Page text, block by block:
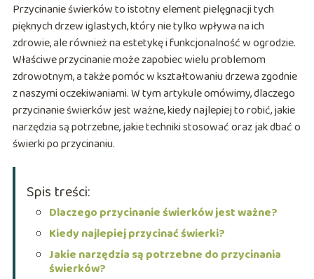
Przycinanie świerków to istotny element pielęgnacji tych
pięknych drzew iglastych, który nie tylko wpływa na ich
zdrowie, ale również na estetykę i funkcjonalność w ogrodzie.
Właściwe przycinanie może zapobiec wielu problemom
zdrowotnym, a także pomóc w kształtowaniu drzewa zgodnie
z naszymi oczekiwaniami. W tym artykule omówimy, dlaczego
przycinanie świerków jest ważne, kiedy najlepiej to robić, jakie
narzędzia są potrzebne, jakie techniki stosować oraz jak dbać o
świerki po przycinaniu.
Spis treści:
Dlaczego przycinanie świerków jest ważne?
Kiedy najlepiej przycinać świerki?
Jakie narzędzia są potrzebne do przycinania
świerków?